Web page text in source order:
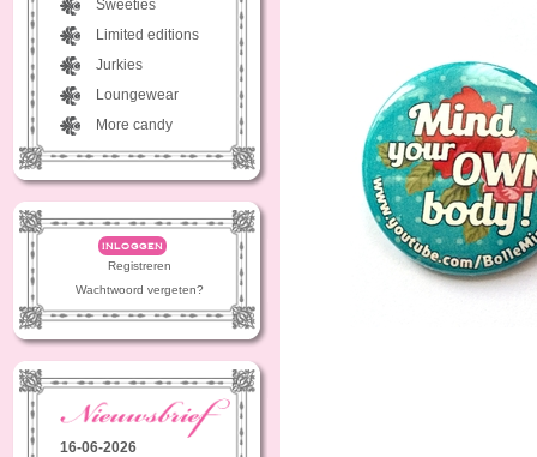
Sweeties
Limited editions
Jurkies
Loungewear
More candy
inloggen
Registreren
Wachtwoord vergeten?
16-06-2026